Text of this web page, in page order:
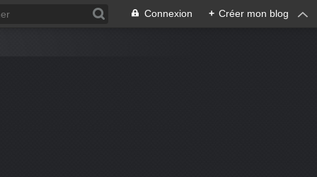
Connexion + Créer mon blog